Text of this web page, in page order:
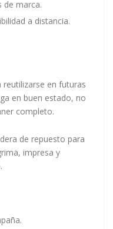
de marca.
a distancia.
reutilizarse en futuras
en buen estado, no
completo.
de repuesto para
impresa y